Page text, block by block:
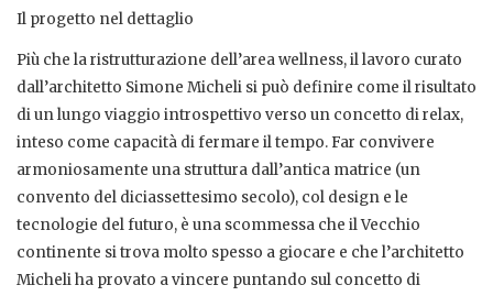
Il progetto nel dettaglio
Più che la ristrutturazione dell’area wellness, il lavoro curato
dall’architetto Simone Micheli si può definire come il risultato
di un lungo viaggio introspettivo verso un concetto di relax,
inteso come capacità di fermare il tempo. Far convivere
armoniosamente una struttura dall’antica matrice (un
convento del diciassettesimo secolo), col design e le
tecnologie del futuro, è una scommessa che il Vecchio
continente si trova molto spesso a giocare e che l’architetto
Micheli ha provato a vincere puntando sul concetto di